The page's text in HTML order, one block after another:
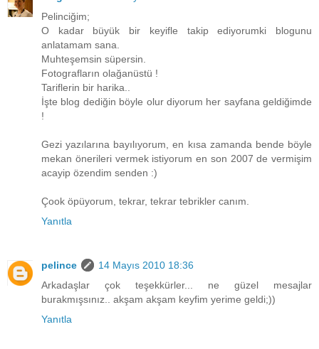
Pelinciğim;
O kadar büyük bir keyifle takip ediyorumki blogunu
anlatamam sana.
Muhteşemsin süpersin.
Fotografların olağanüstü !
Tariflerin bir harika..
İşte blog dediğin böyle olur diyorum her sayfana geldiğimde
!
Gezi yazılarına bayılıyorum, en kısa zamanda bende böyle
mekan önerileri vermek istiyorum en son 2007 de vermişim
acayip özendim senden :)
Çook öpüyorum, tekrar, tekrar tebrikler canım.
Yanıtla
pelince
14 Mayıs 2010 18:36
Arkadaşlar çok teşekkürler... ne güzel mesajlar
burakmışsınız.. akşam akşam keyfim yerime geldi;))
Yanıtla